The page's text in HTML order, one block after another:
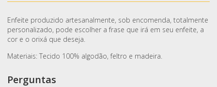
Enfeite produzido artesanalmente, sob encomenda, totalmente
personalizado, pode escolher a frase que irá em seu enfeite, a
cor e o orixá que deseja.
Materiais: Tecido 100% algodão, feltro e madeira.
Perguntas